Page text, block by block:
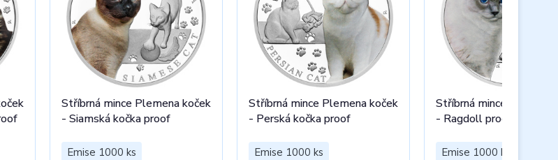
Stříbrná mince Plemena koček
- Siamská kočka proof
Emise 1000 ks
Stříbrná mince Plemena koček
- Perská kočka proof
Emise 1000 ks
Stříbrná mince Plemena
- Ragdoll proof
Emise 1000 ks